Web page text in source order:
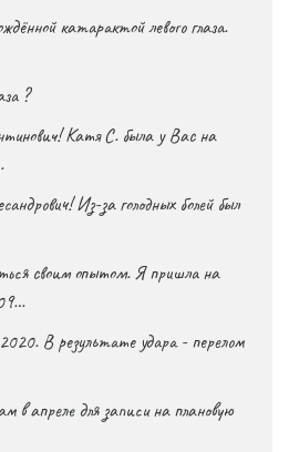
катарактой левого глаза.
?
Катя С. была у Вас на
Из-за голодных болей был
своим опытом. Я пришла на
В результате удара - перелом
апреле для записи на плановую